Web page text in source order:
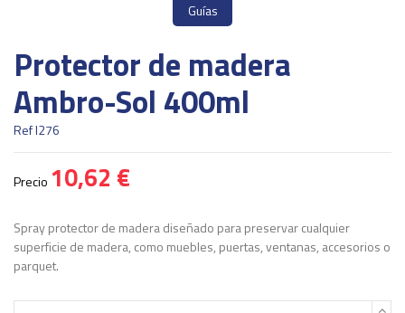
Protector de madera
Ambro-Sol 400ml
RefI276
Precio 10,62 €
Spray protector de madera diseñado para preservar cualquier
superficie de madera, como muebles, puertas, ventanas, accesorios o
parquet.
Guías